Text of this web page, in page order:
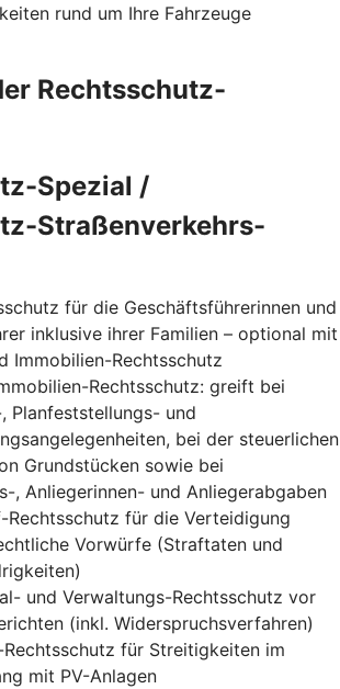
rund um Ihre Fahrzeuge
Rechtsschutz-
Spezial /
Straßenverkehrs-
für die Geschäftsführerinnen und
inklusive ihrer Familien – optional mit
Immobilien-Rechtsschutz
Rechtsschutz: greift bei
Planfeststellungs- und
bei der steuerlichen
Grundstücken sowie bei
, Anliegerinnen- und Anliegerabgaben
Rechtsschutz für die Verteidigung
Vorwürfe (Straftaten und
und Verwaltungs-Rechtsschutz vor
(inkl. Widerspruchsverfahren)
für Streitigkeiten im
mit PV-Anlagen